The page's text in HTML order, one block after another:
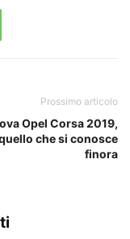
Prossimo articolo
Opel Corsa 2019,
che si conosce
finora